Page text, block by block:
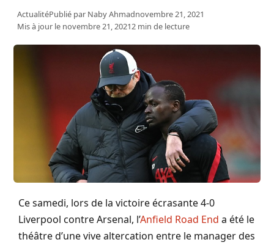
ActualitéPublié par Naby Ahmadnovembre 21, 2021
Mis à jour le novembre 21, 20212 min de lecture
Ce samedi, lors de la victoire écrasante 4-0
Liverpool contre Arsenal, l’Anfield Road End a été le
théâtre d’une vive altercation entre le manager des